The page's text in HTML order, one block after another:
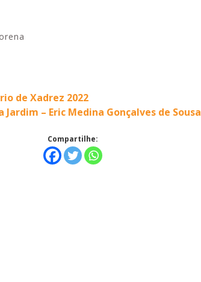
de Xadrez 2022
– Eric Medina Gonçalves de Sousa
Compartilhe:
e momentos de lazer!